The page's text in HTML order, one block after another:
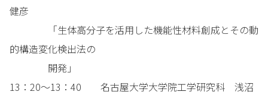
健彦
「生体高分子を活用した機能性材料創成とその動
的構造変化検出法の
開発」
13：20～13：40 名古屋大学大学院工学研究科 浅沼